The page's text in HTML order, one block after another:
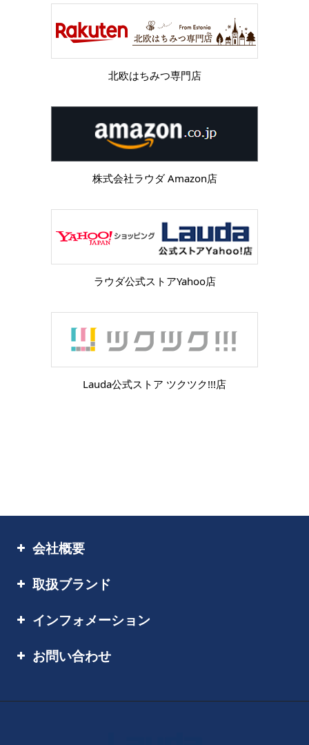
北欧はちみつ専門店
株式会社ラウダ Amazon店
ラウダ公式ストアYahoo店
Lauda公式ストア ツクツク!!!店
会社概要
取扱ブランド
インフォメーション
お問い合わせ